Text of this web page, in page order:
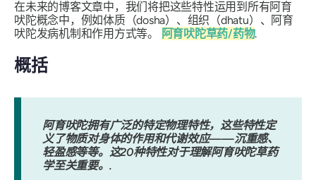
在未来的博客文章中，我们将把这些特性运用到所有阿育
吠陀概念中，例如体质（dosha）、组织（dhatu）、阿育
吠陀发病机制和作用方式等。
阿育吠陀草药/药物.
概括
阿育吠陀拥有广泛的特定物理特性，这些特性定
义了物质对身体的作用和代谢效应——沉重感、
轻盈感等等。这20种特性对于理解阿育吠陀草药
学至关重要。.